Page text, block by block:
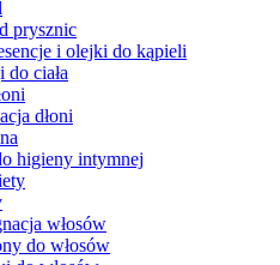
prysznic
i olejki do kąpieli
do ciała
dłoni
higieny intymnej
włosów
do włosów